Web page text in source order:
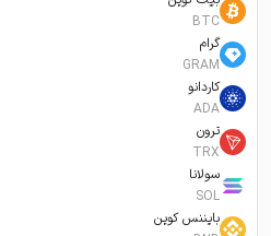
BTC
گرام
GRAM
کاردانو
ADA
ترون
TRX
سولانا
SOL
بایننس کوین